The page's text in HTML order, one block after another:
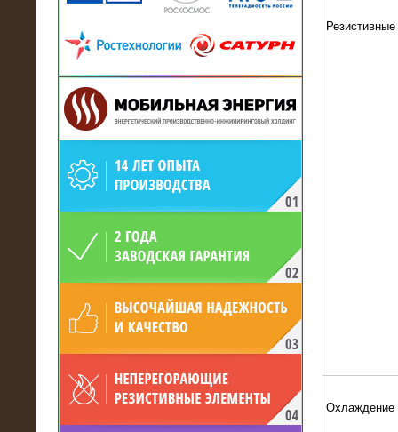
произведён высоковольтный
нагрузочный комплекс 24 МВт с
напряжением 6/10 кВ
Охлаждение